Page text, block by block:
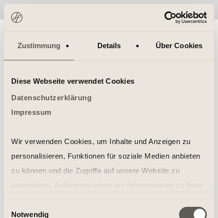
Zustimmung Details Über Cookies
Diese Webseite verwendet Cookies
Datenschutzerklärung
Impressum
Wir verwenden Cookies, um Inhalte und Anzeigen zu
personalisieren, Funktionen für soziale Medien anbieten
zu können und die Zugriffe auf unsere Website zu
soziale Medien, Werbung und Analysen weiter. Unsere
Notwendig